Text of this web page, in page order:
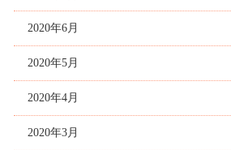
2020年6月
2020年5月
2020年4月
2020年3月